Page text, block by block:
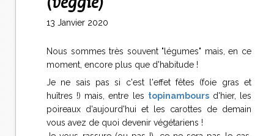
13 Janvier 2020
Nous sommes très souvent "légumes" mais, en ce
moment, encore plus que d'habitude !
Je ne sais pas si c'est l'effet fêtes (foie gras et
huîtres !) mais, entre les topinamboursd'hier, les
poireaux d'aujourd'hui et les carottes de demain
vous avez de quoi devenir végétariens !